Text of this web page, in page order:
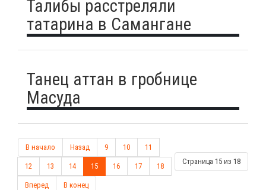
Талибы расстреляли
татарина в Самангане
Танец аттан в гробнице
Масуда
Страница 15 из 18
В начало Назад 9 10 11
12 13 14 15 16 17 18
Вперед В конец